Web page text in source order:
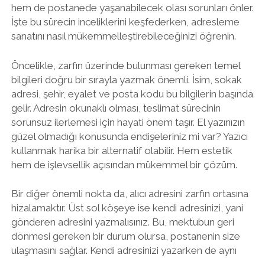
hem de postanede yaşanabilecek olası sorunları önler.
İşte bu sürecin inceliklerini keşfederken, adresleme
sanatını nasıl mükemmelleştirebileceğinizi öğrenin.
Öncelikle, zarfın üzerinde bulunması gereken temel
bilgileri doğru bir sırayla yazmak önemli. İsim, sokak
adresi, şehir, eyalet ve posta kodu bu bilgilerin başında
gelir. Adresin okunaklı olması, teslimat sürecinin
sorunsuz ilerlemesi için hayati önem taşır. El yazınızın
güzel olmadığı konusunda endişeleriniz mi var? Yazıcı
kullanmak harika bir alternatif olabilir. Hem estetik
hem de işlevsellik açısından mükemmel bir çözüm.
Bir diğer önemli nokta da, alıcı adresini zarfın ortasına
hizalamaktır. Üst sol köşeye ise kendi adresinizi, yani
gönderen adresini yazmalısınız. Bu, mektubun geri
dönmesi gereken bir durum olursa, postanenin size
ulaşmasını sağlar. Kendi adresinizi yazarken de aynı